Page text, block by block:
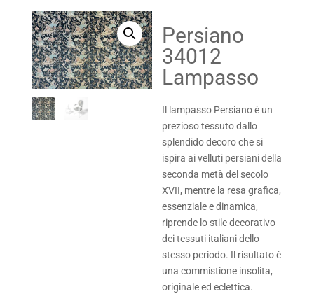
Persiano
34012
Lampasso
Il lampasso Persiano è un
prezioso tessuto dallo
splendido decoro che si
ispira ai velluti persiani della
seconda metà del secolo
XVII, mentre la resa grafica,
essenziale e dinamica,
riprende lo stile decorativo
dei tessuti italiani dello
stesso periodo. Il risultato è
una commistione insolita,
originale ed eclettica.